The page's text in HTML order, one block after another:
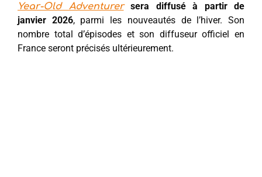
Year-Old Adventurersera diffusé à partir de
janvier 2026, parmi les nouveautés de l’hiver. Son
nombre total d’épisodes et son diffuseur officiel en
France seront précisés ultérieurement.